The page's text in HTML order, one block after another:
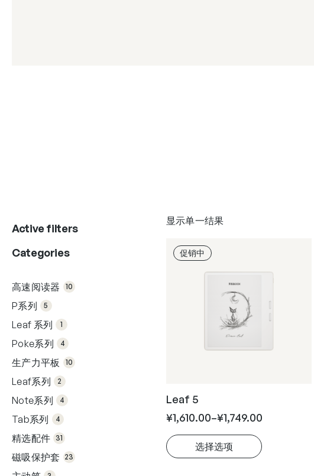
Active filters
Categories
高速阅读器 10
个
产
P系列 5
5
个
产
Leaf 系列 1
1 个
产
品
Poke系列 4
4
个
产
生产力平板 10
10
个
产
Leaf系列 2
2
个
产
Note系列 4
4
个
产
Tab系列 4
4
个
产
精选配件 31
31
个
产
磁吸保护套 23
个
产
3
个
显示单一结果
促销中
Leaf 5
¥1,610.00–¥1,749.00
选择选项